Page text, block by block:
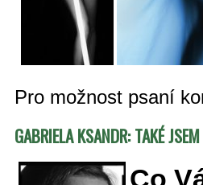
Pro možnost psaní
GABRIELA KSANDR: TAKÉ
Co